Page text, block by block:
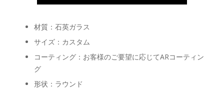
材質：石英ガラス
サイズ：カスタム
コーティング：お客様のご要望に応じてARコーティン
グ
形状：ラウンド